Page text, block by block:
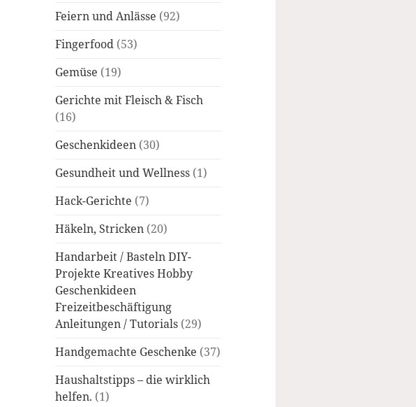
Feiern und Anlässe (92)
Fingerfood (53)
Gemüse (19)
Gerichte mit Fleisch & Fisch
(16)
Geschenkideen (30)
Gesundheit und Wellness (1)
Hack-Gerichte (7)
Häkeln, Stricken (20)
Handarbeit / Basteln DIY-
Projekte Kreatives Hobby
Geschenkideen
Freizeitbeschäftigung
Anleitungen / Tutorials (29)
Handgemachte Geschenke (37)
Haushaltstipps – die wirklich
helfen. (1)